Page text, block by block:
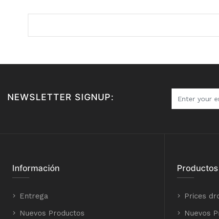
NEWSLETTER SIGNUP:
Información
Entrega
Nuevos Productos
Productos
Prices
Nuevos